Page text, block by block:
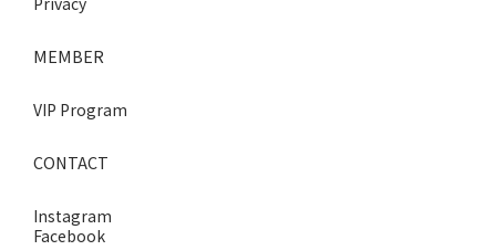
MEMBER
VIP Program
CONTACT
Instagram
Facebook